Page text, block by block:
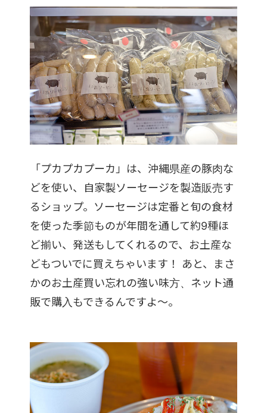
「プカプカプーカ」は、沖縄県産の豚肉な
どを使い、自家製ソーセージを製造販売す
るショップ。ソーセージは定番と旬の食材
を使った季節ものが年間を通して約9種ほ
ど揃い、発送もしてくれるので、お土産な
どもついでに買えちゃいます！ あと、まさ
かのお土産買い忘れの強い味方、ネット通
販で購入もできるんですよ〜。